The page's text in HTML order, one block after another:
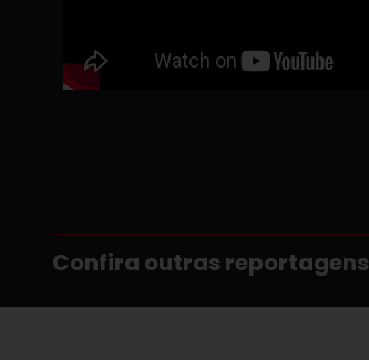
Confira outras reportagens